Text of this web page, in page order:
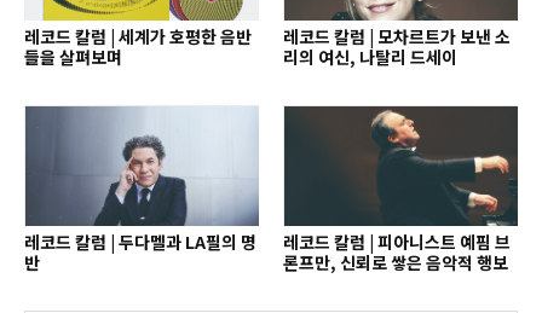
레코드 칼럼 | 세계가 호평한 음반
들을 살펴보며
레코드 칼럼 | 모차르트가 보낸 소
리의 여신, 나탈리 드세이
레코드 칼럼 | 두다멜과 LA필의 명
반
레코드 칼럼 | 피아니스트 예핌 브
론프만, 신뢰로 쌓은 음악적 행보